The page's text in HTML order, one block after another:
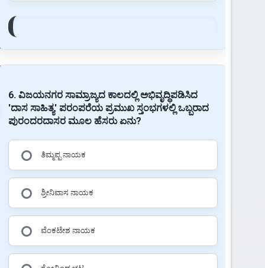
6. ವಿಜಯನಗರ ಸಾಮ್ರಾಜ್ಯದ ಕಾಲದಲ್ಲಿ ಅಭಿವೃದ್ಧಿಪಡಿಸಿದ
'ದಾಸ ಸಾಹಿತ್ಯ' ಪರಂಪರೆಯ ಪ್ರಮುಖ ಸ್ತಂಭಗಳಲ್ಲಿ ಒಬ್ಬರಾದ
ಪುರಂದರದಾಸರ ಮೂಲ ಹೆಸರು ಏನು?
ತಿಮ್ಮಪ್ಪ ನಾಯಕ
ಶ್ರೀನಿವಾಸ ನಾಯಕ
ವೆಂಕಟೇಶ ನಾಯಕ